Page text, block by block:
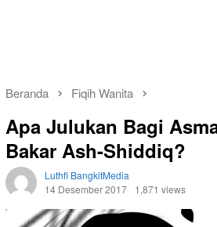
Beranda Fiqih Wanita
Apa Julukan Bagi
Bakar Ash-Shiddiq?
Luthfi BangkitMedia
14 Desember 2017
1,871 views